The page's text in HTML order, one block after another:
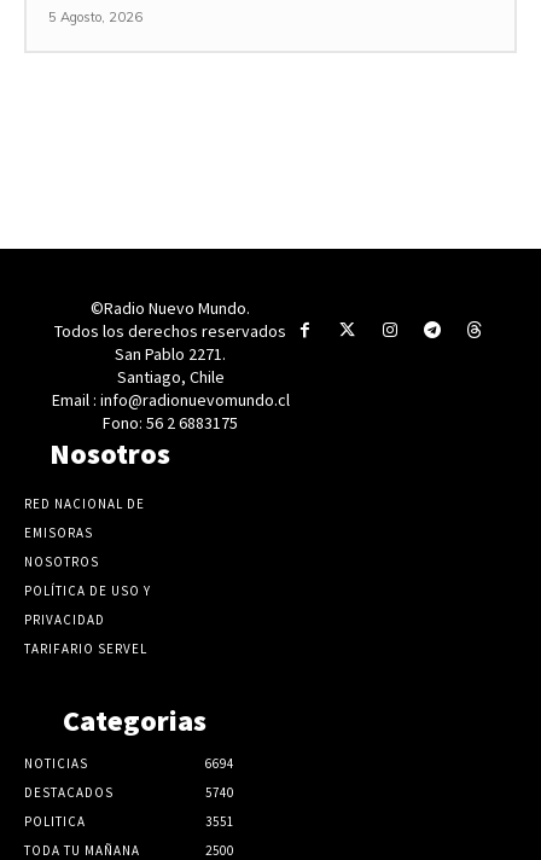
5 Agosto, 2026
©Radio Nuevo Mundo.
Todos los derechos reservados
San Pablo 2271.
Santiago, Chile
Email : info@radionuevomundo.cl
Fono: 56 2 6883175
Nosotros
RED NACIONAL DE
EMISORAS
NOSOTROS
POLÍTICA DE USO Y
PRIVACIDAD
TARIFARIO SERVEL
Categorias
NOTICIAS
6694
DESTACADOS
5740
POLITICA
3551
TODA TU MAÑANA
2500